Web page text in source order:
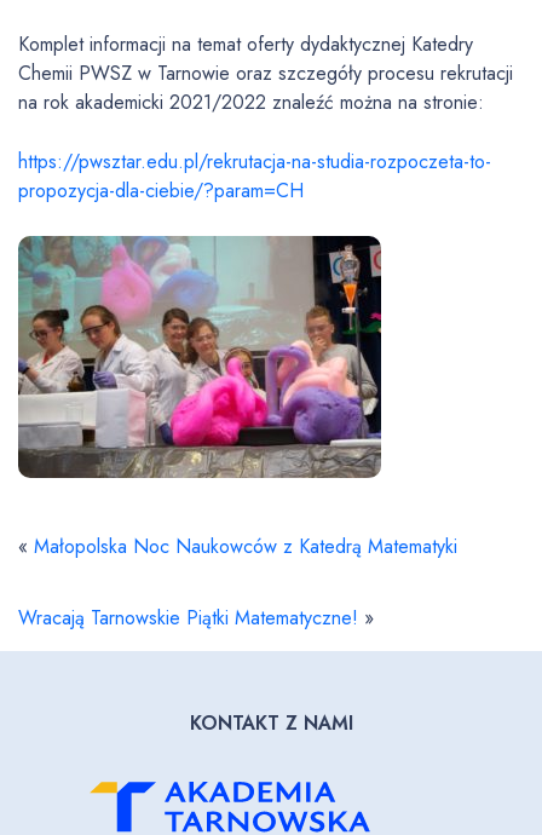
Komplet informacji na temat oferty dydaktycznej Katedry
Chemii PWSZ w Tarnowie oraz szczegóły procesu rekrutacji
na rok akademicki 2021/2022 znaleźć można na stronie:
https://pwsztar.edu.pl/rekrutacja-na-studia-rozpoczeta-to-
propozycja-dla-ciebie/?param=CH
« Małopolska Noc Naukowców z Katedrą Matematyki
Wracają Tarnowskie Piątki Matematyczne! »
KONTAKT Z NAMI